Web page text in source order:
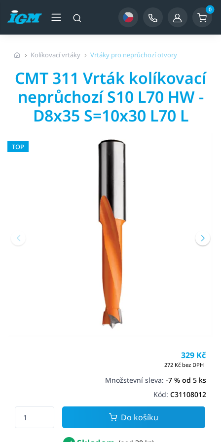
0
Kolíkovací vrtáky Vrtáky pro neprůchozí otvory
CMT 311 Vrták kolíkovací
neprůchozí S10 L70 HW -
D8x35 S=10x30 L70 L
TOP
329 Kč
272 Kč bez DPH
Množstevní sleva: -7 % od 5 ks
Kód: C31108012
Do košíku